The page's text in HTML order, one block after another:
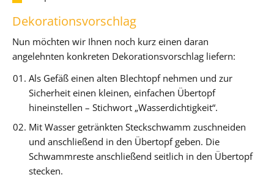
Dekorationsvorschlag
Nun möchten wir Ihnen noch kurz einen daran
angelehnten konkreten Dekorationsvorschlag liefern:
Als Gefäß einen alten Blechtopf nehmen und zur
Sicherheit einen kleinen, einfachen Übertopf
hineinstellen – Stichwort „Wasserdichtigkeit“.
Mit Wasser getränkten Steckschwamm zuschneiden
und anschließend in den Übertopf geben. Die
Schwammreste anschließend seitlich in den Übertopf
stecken.